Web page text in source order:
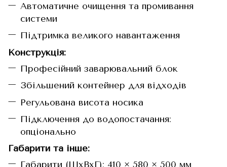
Автоматичне очищення та промивання
системи
Підтримка великого навантаження
Конструкція:
Професійний заварювальний блок
Збільшений контейнер для відходів
Регульована висота носика
Підключення до водопостачання:
опціонально
Габарити та інше:
Габарити (ШхВхГ): 410 × 580 × 500 мм